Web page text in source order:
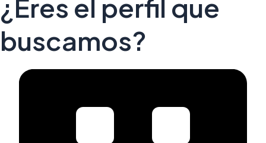
¿Eres el perfil que
buscamos?